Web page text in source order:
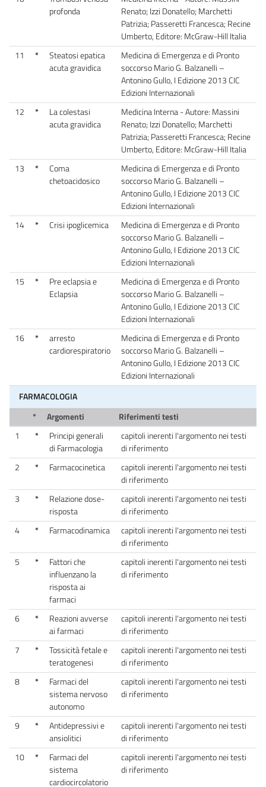
profonda
Renato; Izzi Donatello; Marchetti
Patrizia; Passeretti Francesca; Recine
Umberto, Editore: McGraw-Hill Italia
11
*
Steatosi epatica
acuta gravidica
Medicina di Emergenza e di Pronto
soccorso Mario G. Balzanelli –
Antonino Gullo, I Edizione 2013 CIC
Edizioni Internazionali
12
*
La colestasi
acuta gravidica
Medicina Interna - Autore: Massini
Renato; Izzi Donatello; Marchetti
Patrizia; Passeretti Francesca; Recine
Umberto, Editore: McGraw-Hill Italia
13
*
Coma
chetoacidosico
Medicina di Emergenza e di Pronto
soccorso Mario G. Balzanelli –
Antonino Gullo, I Edizione 2013 CIC
Edizioni Internazionali
14
* Crisi ipoglicemica
Medicina di Emergenza e di Pronto
soccorso Mario G. Balzanelli –
Antonino Gullo, I Edizione 2013 CIC
Edizioni Internazionali
15
*
Pre eclapsia e
Eclapsia
Medicina di Emergenza e di Pronto
soccorso Mario G. Balzanelli –
Antonino Gullo, I Edizione 2013 CIC
Edizioni Internazionali
16
*
arresto
cardiorespiratorio
Medicina di Emergenza e di Pronto
soccorso Mario G. Balzanelli –
Antonino Gullo, I Edizione 2013 CIC
Edizioni Internazionali
FARMACOLOGIA
*
Argomenti
Riferimenti testi
1
*
Principi generali
di Farmacologia
capitoli inerenti l'argomento nei testi
di riferimento
2
* Farmacocinetica
capitoli inerenti l'argomento nei testi
di riferimento
3
*
Relazione dose-
risposta
capitoli inerenti l'argomento nei testi
di riferimento
4
* Farmacodinamica
capitoli inerenti l'argomento nei testi
di riferimento
5
*
Fattori che
influenzano la
risposta ai
farmaci
capitoli inerenti l'argomento nei testi
di riferimento
6 *
Reazioni avverse
ai farmaci
capitoli inerenti l'argomento nei testi
di riferimento
7
*
Tossicità fetale e
teratogenesi
capitoli inerenti l'argomento nei testi
di riferimento
8
*
Farmaci del
sistema nervoso
autonomo
capitoli inerenti l'argomento nei testi
di riferimento
9 *
Antidepressivi e
ansiolitici
capitoli inerenti l'argomento nei testi
di riferimento
10
*
Farmaci del
sistema
cardiocircolatorio
capitoli inerenti l'argomento nei testi
di riferimento